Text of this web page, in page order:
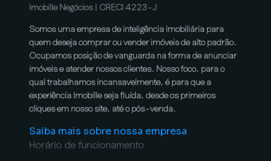
Imobille Negócios | CRECI 4223-J
Somos uma empresa de inteligência imobiliária para
quem deseja comprar ou vender imóveis de alto padrão.
Ocupamos posição de vanguarda na forma de anunciar
imóveis e atender nossos clientes. Nosso foco, para o
qual trabalhamos incansavelmente, é para que a
experiência Imobille seja fluída, desde os primeiros
cliques em nosso site, até o pós-venda.
Saiba mais sobre nossa empresa
Horário de funcionamento